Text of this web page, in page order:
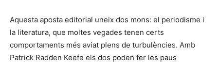
Aquesta aposta editorial uneix dos mons: el periodisme i
la literatura, que moltes vegades tenen certs
comportaments més aviat plens de turbulències. Amb
Patrick Radden Keefe els dos poden fer les paus